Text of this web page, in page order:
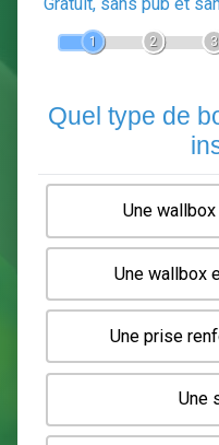
Devis
En 5 minutes,
Gratuit, sans pub
2
Quel type
Une
Une